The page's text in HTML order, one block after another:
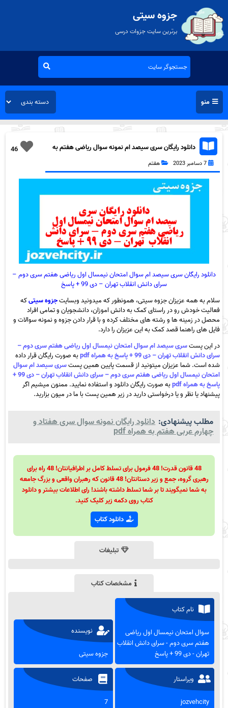
جزوه سیتی
برترین سایت جزوات درسی
منو
46
دانلود رایگان سری سیصد ام نمونه سوال ریاضی هفتم به
7 دسامبر 2023 هفتم
دانلود رایگان سری سیصد ام سوال امتحان نیمسال اول ریاضی هفتم سری دوم –
سرای دانش انقلاب تهران – دی 99 + پاسخ
سلام به همه عزیزان جزوه سیتی، همونطور که میدونید وبسایتجزوه سیتیکه
فعالیت خودش رو در راستای کمک به دانش اموزان، دانشجویان و تمامی افراد
محصل در زمینه ها و رشته های مختلف کرده و با قرار دادن جزوه و نمونه سوالات و
فایل های راهنما قصد کمک به این عزیزان را دارد.
در این پستسری سیصد ام سوال امتحان نیمسال اول ریاضی هفتم سری دوم –
سرای دانش انقلاب تهران – دی 99 + پاسخ به همراه pdf
به صورت رایگان قرار داده
شده است. شما عزیزان میتونید از قسمت پایین همین پستسری سیصد ام سوال
امتحان نیمسال اول ریاضی هفتم سری دوم – سرای دانش انقلاب تهران – دی 99 +
پاسخ به همراه pdf
به صورت رایگان دانلود و استفاده نمایید. ممنون میشیم اگر
پیشنهاد یا نظر و یا درخواستی دارید در زیر همین پست با ما در میون بزارید.
مطلب پیشنهادی: دانلود رایگان نمونه سوال سری هفتاد و
چهارم عربی هفتم به همراه pdf
48 قانون قدرت! 48 فرمول برای تسلط کامل بر اطرافیانتان! 48 راه برای
رهبری گروه، جمع و زیر دستانتان! 48 قانون که رهبران واقعی و بزرگ جامعه
به شما نمیگویند تا بر شما تسلط داشته باشند! رای اطلاعات بیشتر و دانلود
کتاب روی دکمه زیر کلیک کنید.
دانلود کتاب
تبلیغات
مشخصات کتاب
نام کتاب
سوال امتحان نیمسال اول ریاضی
هفتم سری دوم - سرای دانش انقلاب
تهران - دی 99 + پاسخ
نویسنده
جزوه سیتی
ویراستار
jozvehcity
صفحات
7